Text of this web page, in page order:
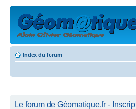
Index du forum
Le forum de Géomatique.fr -